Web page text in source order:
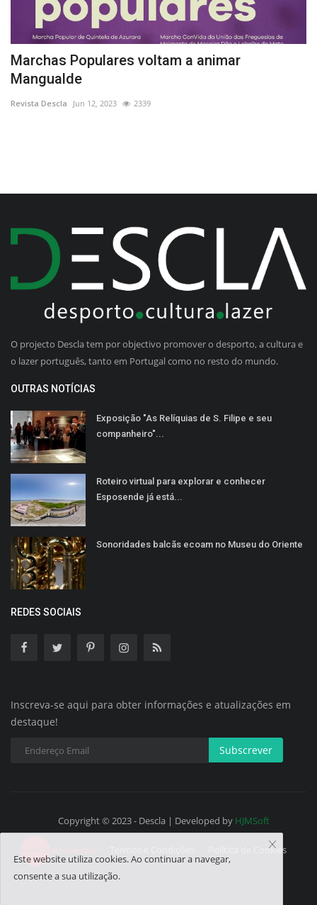
Marchas Populares voltam a animar
Mangualde
Revista Descla Jun 12, 2023 2339
O projecto Descla tem por objectivo promover o desporto, a cultura e
o lazer português, tanto em Portugal como no resto do mundo.
OUTRAS NOTÍCIAS
Exposição "As Relíquias de S. Filipe e seu
companheiro"...
Roteiro virtual para explorar e conhecer
Esposende já está...
Sonoridades balcãs ecoam no Museu do Oriente
REDES SOCIAIS
Inscreva-se aqui para obter informações e atualizações em
destaque!
Subscrever
Copyright © 2023 - Descla | Developed by HJMSoft
Política de Cookies
Este website utiliza cookies. Ao continuar a navegar,
consente a sua utilização.